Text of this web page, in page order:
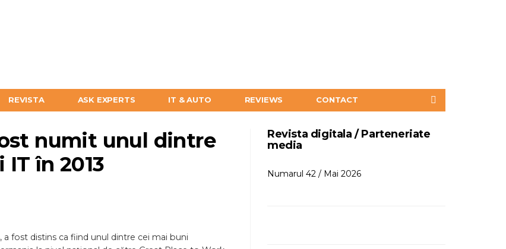
REVISTA ASK EXPERTS IT & AUTO REVIEWS CONTACT
numit unul dintre
în 2013
a fost distins ca fiind unul dintre cei mai buni
Revista digitala / Parteneriate
media
Numarul 42 / Mai 2026